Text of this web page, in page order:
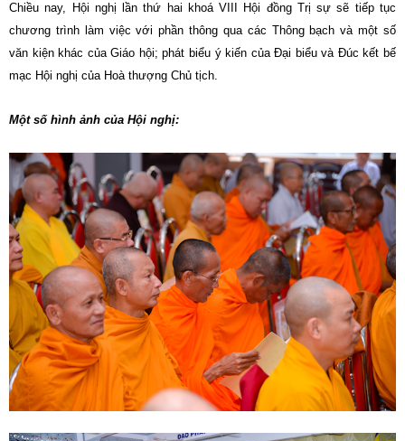
Chiều nay, Hội nghị lần thứ hai khoá VIII Hội đồng Trị sự sẽ tiếp tục
chương trình làm việc với phần thông qua các Thông bạch và một số
văn kiện khác của Giáo hội; phát biểu ý kiến của Đại biểu và Đúc kết bế
mạc Hội nghị của Hoà thượng Chủ tịch.
Một số hình ảnh của Hội nghị: